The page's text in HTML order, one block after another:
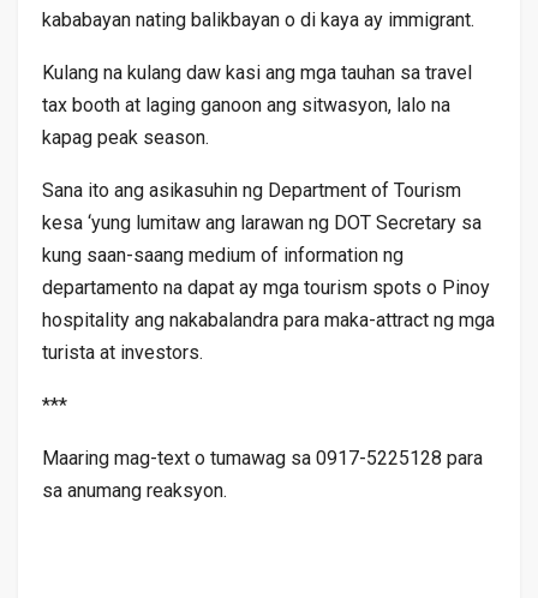
kababayan nating balikbayan o di kaya ay immigrant.
Kulang na kulang daw kasi ang mga tauhan sa travel
tax booth at laging ganoon ang sitwasyon, lalo na
kapag peak season.
Sana ito ang asikasuhin ng Department of Tourism
kesa ‘yung lumitaw ang larawan ng DOT Secretary sa
kung saan-saang medium of information ng
departamento na dapat ay mga tourism spots o Pinoy
hospitality ang nakabalandra para maka-attract ng mga
turista at investors.
***
Maaring mag-text o tumawag sa 0917-5225128 para
sa anumang reaksyon.